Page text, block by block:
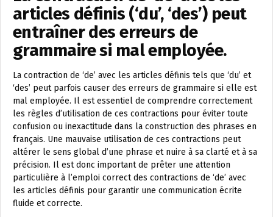
articles définis (‘du’, ‘des’) peut
entraîner des erreurs de
grammaire si mal employée.
La contraction de ‘de’ avec les articles définis tels que ‘du’ et
‘des’ peut parfois causer des erreurs de grammaire si elle est
mal employée. Il est essentiel de comprendre correctement
les règles d’utilisation de ces contractions pour éviter toute
confusion ou inexactitude dans la construction des phrases en
français. Une mauvaise utilisation de ces contractions peut
altérer le sens global d’une phrase et nuire à sa clarté et à sa
précision. Il est donc important de prêter une attention
particulière à l’emploi correct des contractions de ‘de’ avec
les articles définis pour garantir une communication écrite
fluide et correcte.